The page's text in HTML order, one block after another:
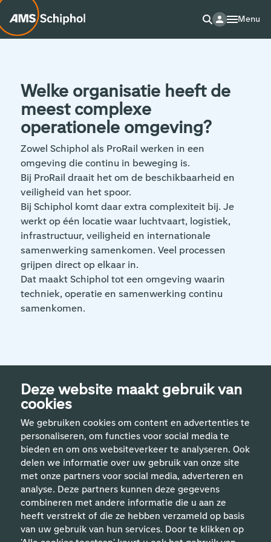
Deze website maakt gebruik van
cookies
We gebruiken cookies om content en advertenties te
personaliseren, om functies voor social media te
bieden en om ons websiteverkeer te analyseren. Ook
delen we informatie over uw gebruik van onze site
met onze partners voor social media, adverteren en
analyse. Deze partners kunnen deze gegevens
combineren met andere informatie die u aan ze
heeft verstrekt of die ze hebben verzameld op basis
van uw gebruik van hun services. Door te klikken op
Menu
Welke organisatie heeft de
meest complexe
operationele omgeving?
Zowel Schiphol als ProRail werken in een
omgeving die continu in beweging is.
Bij ProRail draait het om de beschikbaarheid en
veiligheid van het spoor.
Bij Schiphol komt daar extra complexiteit bij. Je
werkt op één locatie waar luchtvaart, logistiek,
infrastructuur, veiligheid en internationale
samenwerking samenkomen. Veel processen
grijpen direct op elkaar in.
Dat maakt Schiphol tot een omgeving waarin
techniek, operatie en samenwerking continu
samenkomen.
Handige links
Vakgebieden